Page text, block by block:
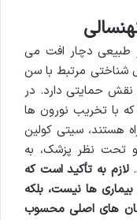
طبیعی دچار افت می
مرتبط با سن
نقش حمایتی دارد. در
که با تخریب نورون ها
هستند، سیتی کولین
تحت نظر پزشک، به
لازم به تأکید است که
ها نیست، بلکه
های اصلی محسوب